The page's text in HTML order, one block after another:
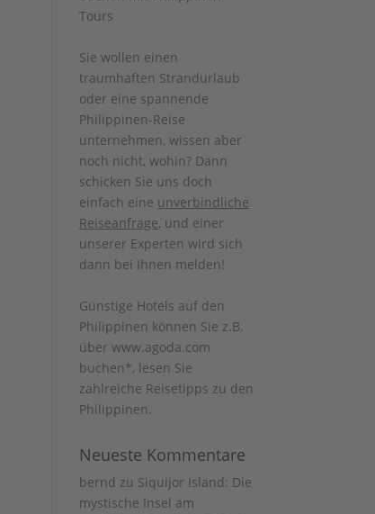
Sie wollen einen
traumhaften Strandurlaub
oder eine spannende
Philippinen-Reise
unternehmen, wissen aber
noch nicht, wohin? Dann
schicken Sie uns doch
einfach eine unverbindliche
Reiseanfrage, und einer
unserer Experten wird sich
dann bei Ihnen melden!
Günstige Hotels auf den
Philippinen können Sie z.B.
über www.agoda.com
buchen*, lesen Sie
zahlreiche Reisetipps zu den
Philippinen.
Neueste Kommentare
bernd zu Siquijor Island: Die
mystische Insel am